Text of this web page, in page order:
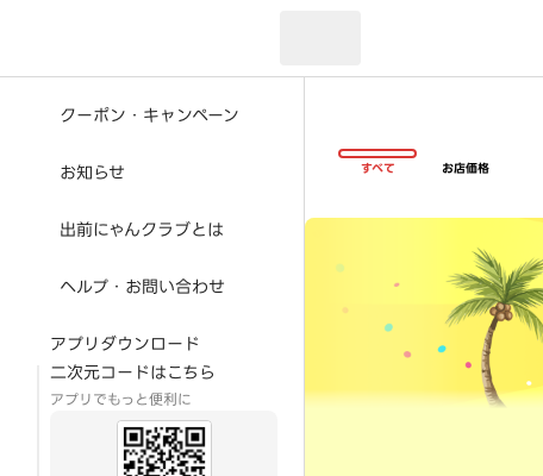
クーポン・キャンペーン
お知らせ
出前にゃんクラブとは
ヘルプ・お問い合わせ
アプリダウンロード
二次元コードはこちら
アプリでもっと便利に
すべて お店価格
超ゴイゴイヤスー夏祭